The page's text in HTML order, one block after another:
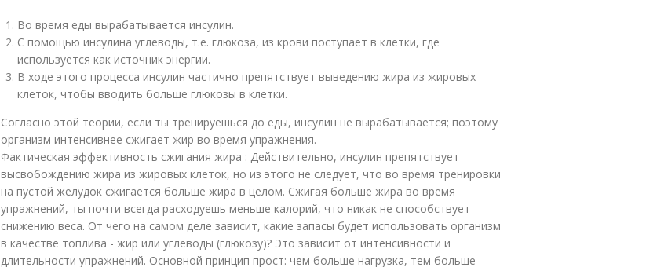
Во время еды вырабатывается инсулин.
С помощью инсулина углеводы, т.е. глюкоза, из крови поступает в клетки, где
используется как источник энергии.
В ходе этого процесса инсулин частично препятствует выведению жира из жировых
клеток, чтобы вводить больше глюкозы в клетки.
Согласно этой теории, если ты тренируешься до еды, инсулин не вырабатывается; поэтому
организм интенсивнее сжигает жир во время упражнения.
Фактическая эффективность сжигания жира : Действительно, инсулин препятствует
высвобождению жира из жировых клеток, но из этого не следует, что во время тренировки
на пустой желудок сжигается больше жира в целом. Сжигая больше жира во время
упражнений, ты почти всегда расходуешь меньше калорий, что никак не способствует
снижению веса. От чего на самом деле зависит, какие запасы будет использовать организм
в качестве топлива - жир или углеводы (глюкозу)? Это зависит от интенсивности и
длительности упражнений. Основной принцип прост: чем больше нагрузка, тем больше